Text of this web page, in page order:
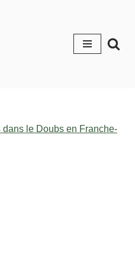
le Doubs en Franche-